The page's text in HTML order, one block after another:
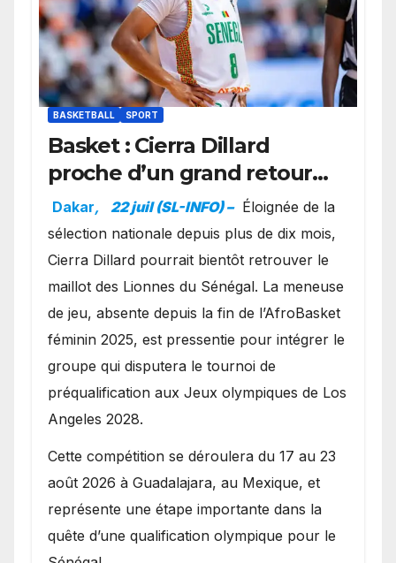
BASKETBALL SPORT
Basket : Cierra Dillard
proche d’un grand retour
avec les Lionnes ?
Dakar, 22 juil (SL-INFO) – Éloignée de la
sélection nationale depuis plus de dix mois,
Cierra Dillard pourrait bientôt retrouver le
maillot des Lionnes du Sénégal. La meneuse
de jeu, absente depuis la fin de l’AfroBasket
féminin 2025, est pressentie pour intégrer le
groupe qui disputera le tournoi de
préqualification aux Jeux olympiques de Los
Angeles 2028.
Cette compétition se déroulera du 17 au 23
août 2026 à Guadalajara, au Mexique, et
représente une étape importante dans la
quête d’une qualification olympique pour le